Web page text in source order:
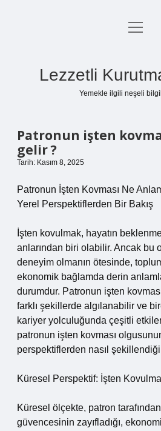
Anasayfa
menüyü
Lezzetli
Yemekle ilgili neşeli
Patronun işten
gelir ?
Tarih: Kasım 8, 2025
Patronun İşten Kovması Ne
Yerel Perspektiflerden Bir Bakış
İşten kovulmak, hayatın
anlarından biri olabilir. Ancak bu
deneyim olmanın ötesinde,
ekonomik bağlamda derin
durumdur. Patronun işten
farklı şekillerde algılanabilir ve
kariyer yolculuğunda çeşitli
patronun işten kovması
perspektiflerden nasıl
Küresel Perspektif: İşten
Küresel ölçekte, patron
güvencesinin zayıfladığı,